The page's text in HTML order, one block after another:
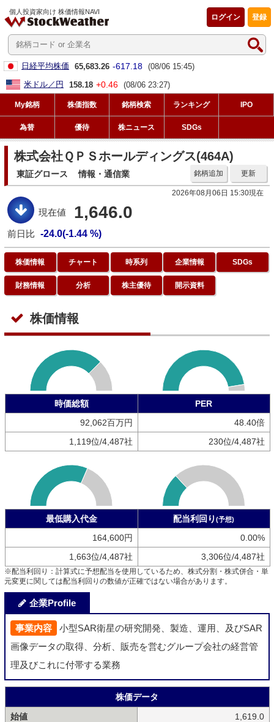
個人投資家向け 株価情報NAVI
登録
ログイン
日経平均株価 65,683.26 -617.18 (08/06 15:45)
米ドル／円
158.18 +0.46 (08/06 23:27)
My銘柄 株価指数 銘柄検索 ランキング IPO
為替 優待 株ニュース SDGs
株式会社ＱＰＳホールディングス(464A)
東証グロース 情報・通信業 更新
銘柄追加
2026年08月06日 15:30現在
現在値 1,646.0
前日比 -24.0(-1.44 %)
株価情報 チャート 時系列 企業情報 SDGs
財務情報 分析 株主優待 開示資料
株価情報
時価総額
PER
92,062百万円
48.40倍
1,119位/4,487社
230位/4,487社
最低購入代金 配当利回り (予想)
164,600円
0.00%
1,663位/4,487社
3,306位/4,487社
※配当利回り：計算式に予想配当を使用しているため、株式分割・株式併合・単
元変更に関しては配当利回りの数値が正確ではない場合があります。
企業Profile
事業内容
小型SAR衛星の研究開発、製造、運用、及びSAR
画像データの取得、分析、販売を営むグループ会社の経営管
理及びこれに付帯する業務
株価データ
始値
1,619.0